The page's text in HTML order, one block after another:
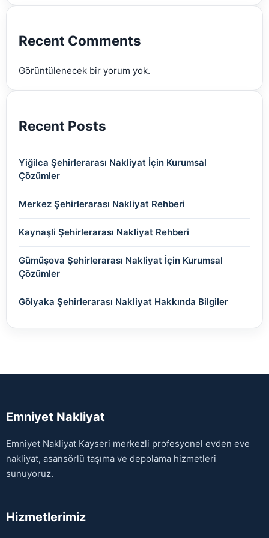
(2)(2)
(2)
Recent Comments
Görüntülenecek bir yorum yok.
Recent Posts
Yiğilca Şehirlerarası Nakliyat İçin Kurumsal
Çözümler
Merkez Şehirlerarası Nakliyat Rehberi
Kaynaşli Şehirlerarası Nakliyat Rehberi
Gümüşova Şehirlerarası Nakliyat İçin Kurumsal
Çözümler
Gölyaka Şehirlerarası Nakliyat Hakkında Bilgiler
Emniyet Nakliyat
Emniyet Nakliyat Kayseri merkezli profesyonel evden eve
nakliyat, asansörlü taşıma ve depolama hizmetleri
sunuyoruz.
Hizmetlerimiz